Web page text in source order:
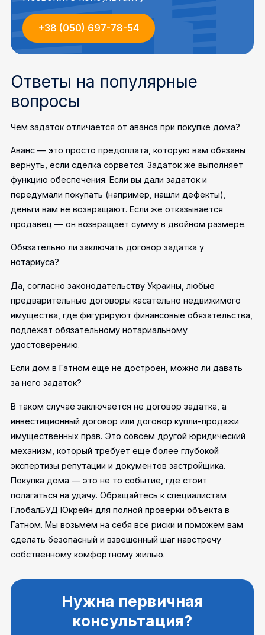
+38 (050) 697-78-54
Ответы на популярные
вопросы
Чем задаток отличается от аванса при покупке дома?
Аванс — это просто предоплата, которую вам обязаны
вернуть, если сделка сорвется. Задаток же выполняет
функцию обеспечения. Если вы дали задаток и
передумали покупать (например, нашли дефекты),
деньги вам не возвращают. Если же отказывается
продавец — он возвращает сумму в двойном размере.
Обязательно ли заключать договор задатка у
нотариуса?
Да, согласно законодательству Украины, любые
предварительные договоры касательно недвижимого
имущества, где фигурируют финансовые обязательства,
подлежат обязательному нотариальному
удостоверению.
Если дом в Гатном еще не достроен, можно ли давать
за него задаток?
В таком случае заключается не договор задатка, а
инвестиционный договор или договор купли-продажи
имущественных прав. Это совсем другой юридический
механизм, который требует еще более глубокой
экспертизы репутации и документов застройщика.
Покупка дома — это не то событие, где стоит
полагаться на удачу. Обращайтесь к специалистам
ГлобалБУД Юкрейн для полной проверки объекта в
Гатном. Мы возьмем на себя все риски и поможем вам
сделать безопасный и взвешенный шаг навстречу
собственному комфортному жилью.
Нужна первичная
консультация?